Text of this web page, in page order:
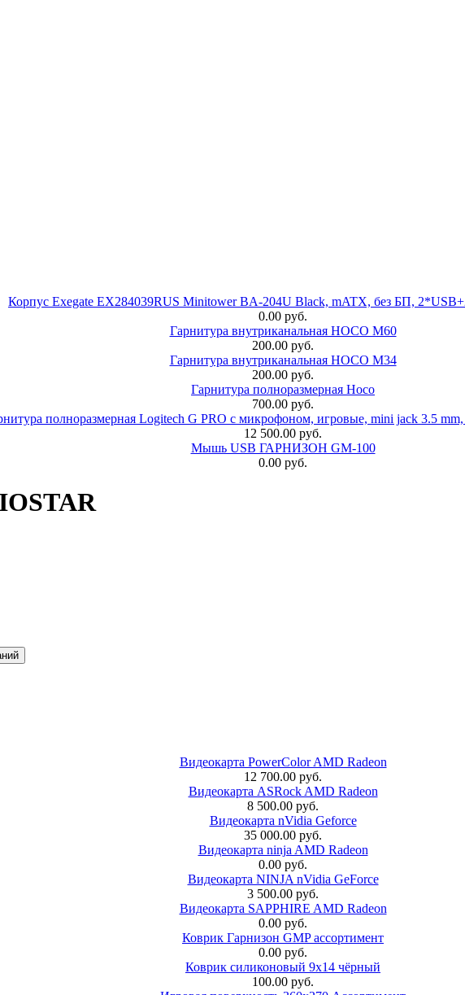
Корпус Exegate EX284039RUS Minitower BA-204U Black, mATX, без БП,
0.00 руб.
Гарнитура внутриканальная HOCO M60
200.00 руб.
Гарнитура внутриканальная HOCO M34
200.00 руб.
Гарнитура полноразмерная Hoco
700.00 руб.
полноразмерная Logitech G PRO с микрофоном, игровые, mini jack 3.5
12 500.00 руб.
Мышь USB ГАРНИЗОН GM-100
0.00 руб.
Видеокарта PowerColor AMD Radeon
12 700.00 руб.
Видеокарта ASRock AMD Radeon
8 500.00 руб.
Видеокарта nVidia Geforce
35 000.00 руб.
Видеокарта ninja AMD Radeon
0.00 руб.
Видеокарта NINJA nVidia GeForce
3 500.00 руб.
Видеокарта SAPPHIRE AMD Radeon
0.00 руб.
Коврик Гарнизон GMP ассортимент
0.00 руб.
Коврик силиконовый 9х14 чёрный
100.00 руб.